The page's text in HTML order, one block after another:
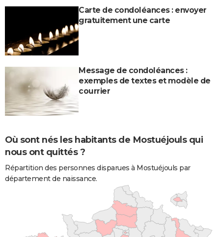
Carte de condoléances : envoyer
gratuitement une carte
Message de condoléances :
exemples de textes et modèle de
courrier
Où sont nés les habitants de Mostuéjouls qui
nous ont quittés ?
Répartition des personnes disparues à Mostuéjouls par
département de naissance.